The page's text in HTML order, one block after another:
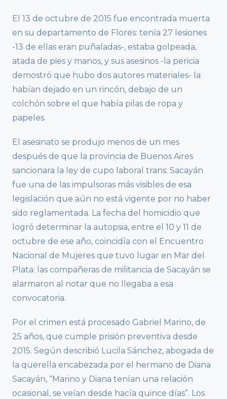
El 13 de octubre de 2015 fue encontrada muerta
en su departamento de Flores: tenía 27 lesiones
-13 de ellas eran puñaladas-, estaba golpeada,
atada de pies y manos, y sus asesinos -la pericia
demostró que hubo dos autores materiales- la
habían dejado en un rincón, debajo de un
colchón sobre el que había pilas de ropa y
papeles.
El asesinato se produjo menos de un mes
después de que la provincia de Buenos Aires
sancionara la ley de cupo laboral trans: Sacayán
fue una de las impulsoras más visibles de esa
legislación que aún no está vigente por no haber
sido reglamentada. La fecha del homicidio que
logró determinar la autopsia, entre el 10 y 11 de
octubre de ese año, coincidía con el Encuentro
Nacional de Mujeres que tuvo lugar en Mar del
Plata: las compañeras de militancia de Sacayán se
alarmaron al notar que no llegaba a esa
convocatoria.
Por el crimen está procesado Gabriel Marino, de
25 años, que cumple prisión preventiva desde
2015. Según describió Lucila Sánchez, abogada de
la querella encabezada por el hermano de Diana
Sacayán, “Marino y Diana tenían una relación
ocasional, se veían desde hacía quince días”. Los